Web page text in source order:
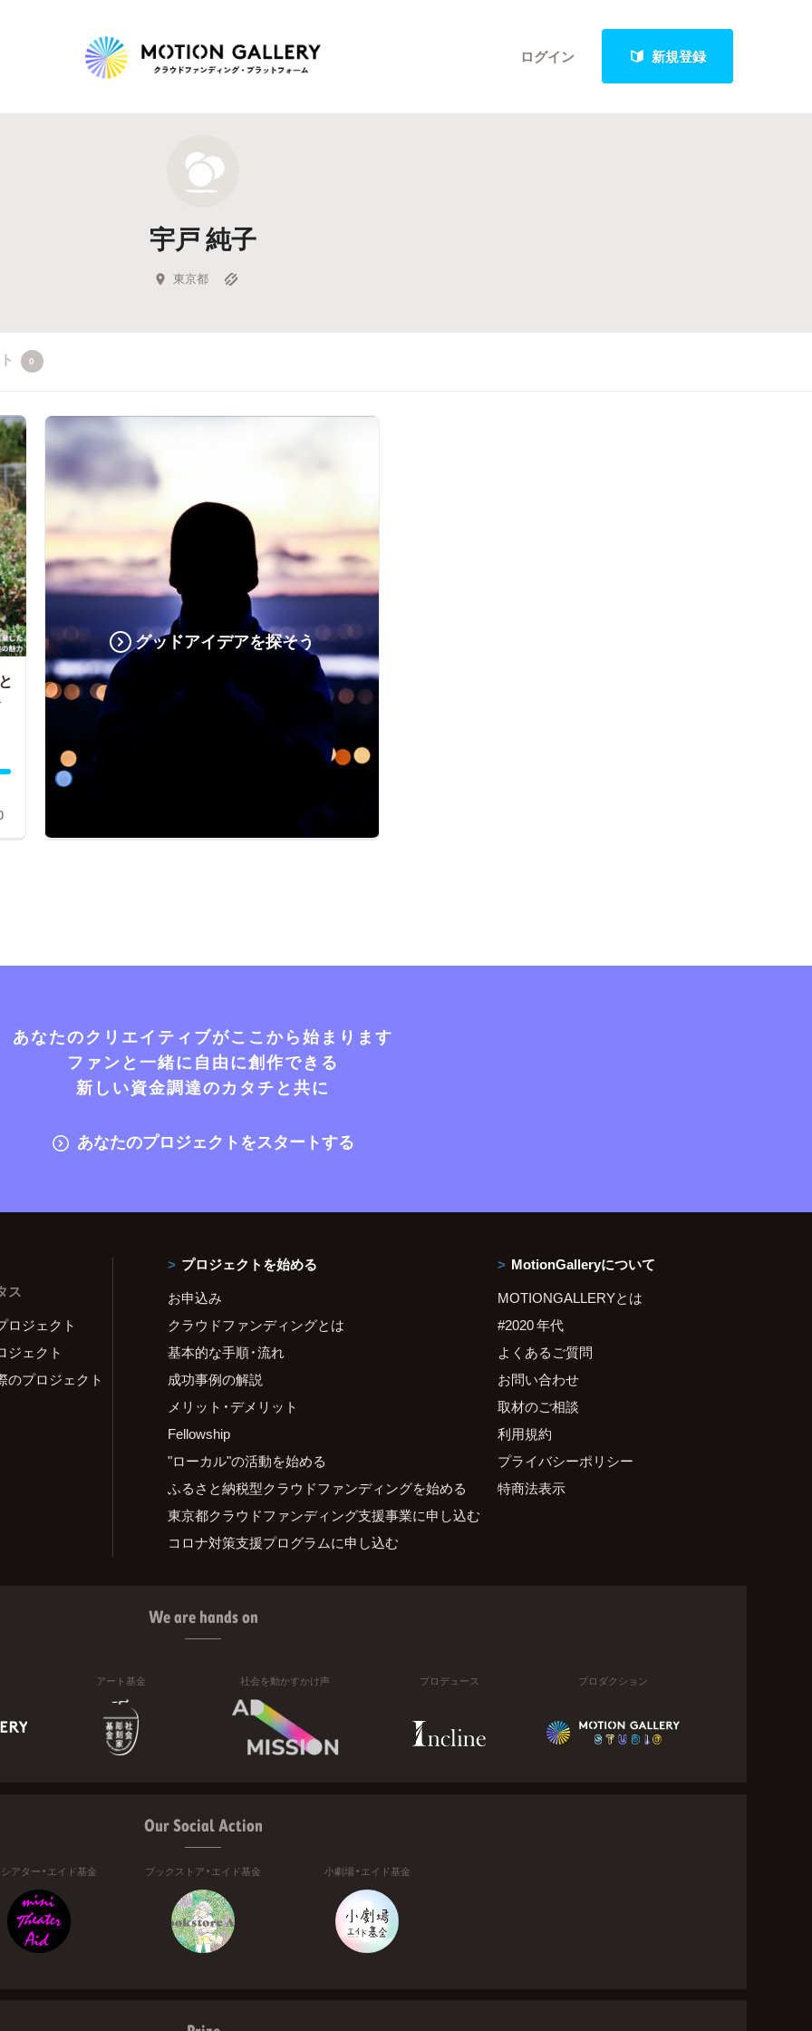
ログイン 新規登録
新着プロジェクト
Feature
キュレーターから探す
宇戸 純子
東京都
0
グッドアイデアを探そう
あなたのクリエイティブがここから始まります
ファンと一緒に自由に創作できる
新しい資金調達のカタチと共に
あなたのプロジェクトをスタートする
ス
ロジェクト
ジェクト
のプロジェクト
プロジェクトを始める
お申込み
クラウドファンディングとは
基本的な手順・流れ
成功事例の解説
メリット・デメリット
Fellowship
"ローカル"の活動を始める
ふるさと納税型クラウドファンディングを始める
東京都クラウドファンディング支援事業に申し込む
コロナ対策支援プログラムに申し込む
MotionGalleryについて
MOTIONGALLERYとは
#2020 年代
よくあるご質問
お問い合わせ
取材のご相談
利用規約
プライバシーポリシー
特商法表示
We are hands on
アート基金 社会を動かすかけ声 プロデュース プロダクション
Our Social Action
アター・エイド基金 ブックストア・エイド基金 小劇場・エイド基金